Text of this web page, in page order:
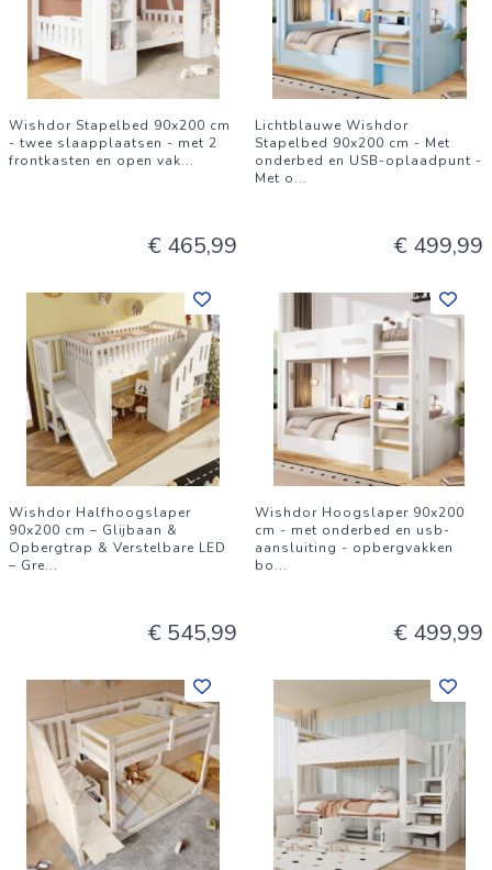
Wishdor Stapelbed 90x200 cm
- twee slaapplaatsen - met 2
frontkasten en open vak...
€ 465,99
Lichtblauwe Wishdor
Stapelbed 90x200 cm - Met
onderbed en USB-oplaadpunt -
Met o...
€ 499,99
Wishdor Halfhoogslaper
90x200 cm – Glijbaan &
Opbergtrap & Verstelbare LED
– Gre...
€ 545,99
Wishdor Hoogslaper 90x200
cm - met onderbed en usb-
aansluiting - opbergvakken
bo...
€ 499,99